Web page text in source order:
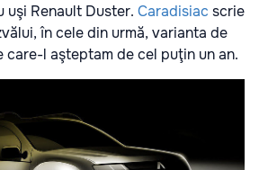
Renault Duster. Caradisiac scrie
în cele din urmă, varianta de
care-l aşteptam de cel puţin un an.